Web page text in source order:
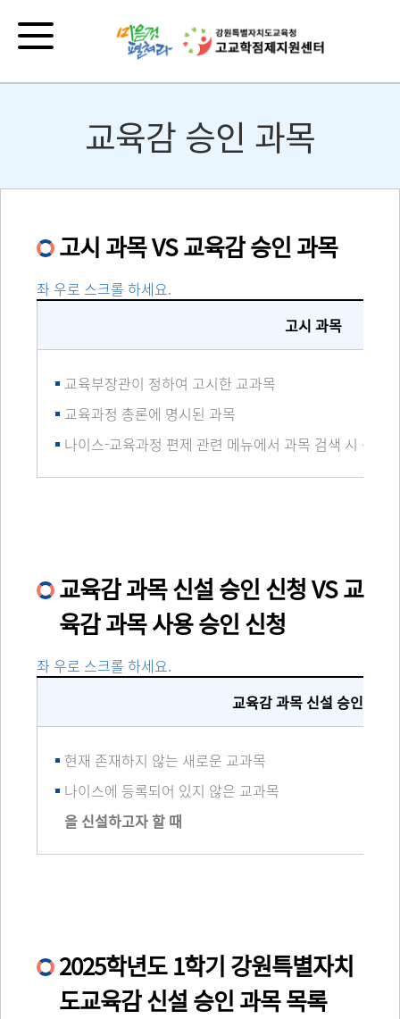
교육감 승인 과목
고시 과목 VS 교육감 승인 과목
좌 우로 스크롤 하세요.
고시 과목
교육부장관이 정하여 고시한 교과목
교육과정 총론에 명시된 과목
나이스-교육과정 편제 관련 메뉴에서 과목 검색 시 등록
교육감 과목 신설 승인 신청 VS 교
육감 과목 사용 승인 신청
좌 우로 스크롤 하세요.
교육감 과목 신설 승인 신청
현재 존재하지 않는 새로운 교과목
나이스에 등록되어 있지 않은 교과목
을 신설하고자 할 때
2025학년도 1학기 강원특별자치
도교육감 신설 승인 과목 목록